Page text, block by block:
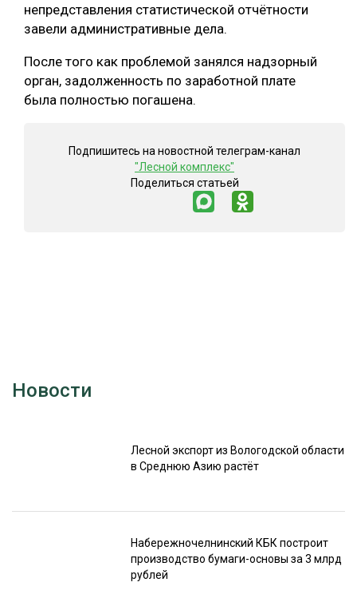
МЕБЕЛЬНОЕ ПРОИЗВОДСТВО
непредставления статистической отчётности
завели административные дела.
После того как проблемой занялся надзорный
орган, задолженность по заработной плате
была полностью погашена.
Подпишитесь на новостной телеграм-канал
"Лесной комплекс"
Поделиться статьей
Новости
Лесной экспорт из Вологодской области
в Среднюю Азию растёт
Набережночелнинский КБК построит
производство бумаги-основы за 3 млрд
рублей